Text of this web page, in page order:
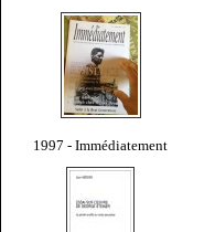
1997 - Immédiatement